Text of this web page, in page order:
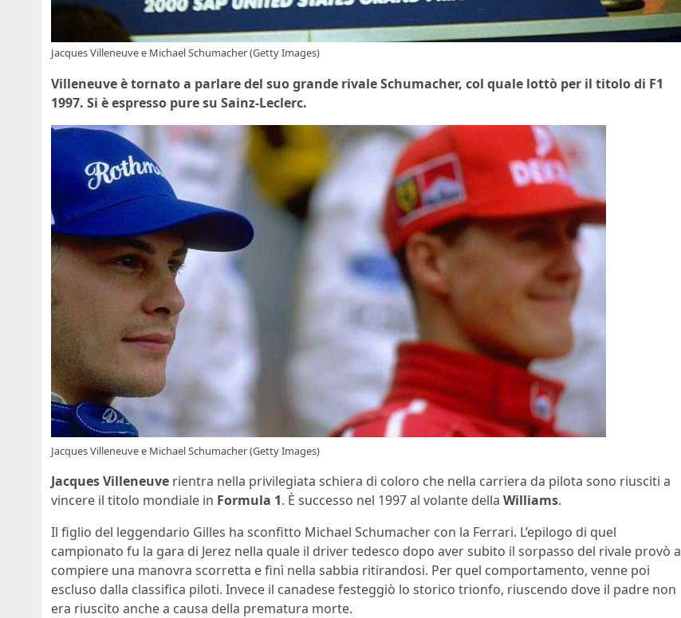
Jacques Villeneuve e Michael Schumacher (Getty Images)
Villeneuve è tornato a parlare del suo grande rivale Schumacher, col quale lottò per il titolo di F1
1997. Si è espresso pure su Sainz-Leclerc.
Jacques Villeneuve e Michael Schumacher (Getty Images)
Jacques Villeneuve rientra nella privilegiata schiera di coloro che nella carriera da pilota sono riusciti a
vincere il titolo mondiale in Formula 1. È successo nel 1997 al volante della Williams.
Il figlio del leggendario Gilles ha sconfitto Michael Schumacher con la Ferrari. L’epilogo di quel
campionato fu la gara di Jerez nella quale il driver tedesco dopo aver subito il sorpasso del rivale provò a
compiere una manovra scorretta e finì nella sabbia ritirandosi. Per quel comportamento, venne poi
escluso dalla classifica piloti. Invece il canadese festeggiò lo storico trionfo, riuscendo dove il padre non
era riuscito anche a causa della prematura morte.